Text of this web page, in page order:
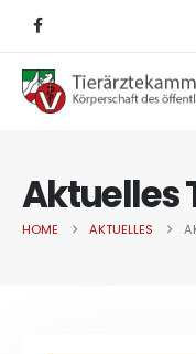
Aktuelles
HOME AKTUELLES